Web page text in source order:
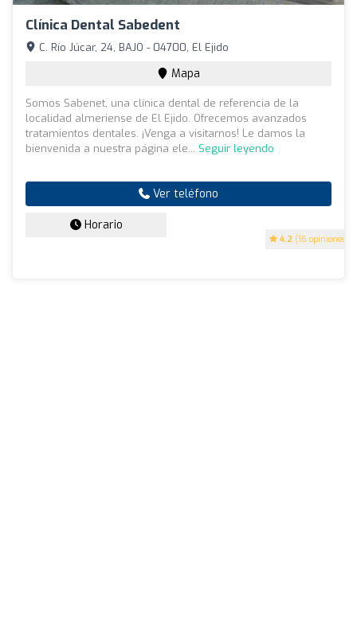
Clínica Dental Sabedent
4.2 (16 opiniones)
C. Río Júcar, 24, BAJO - 04700, El Ejido
Mapa
Somos Sabenet, una clínica dental de referencia de la
localidad almeriense de El Ejido. Ofrecemos avanzados
tratamientos dentales. ¡Venga a visitarnos! Le damos la
bienvenida a nuestra página ele... Seguir leyendo
Ver teléfono
Horario